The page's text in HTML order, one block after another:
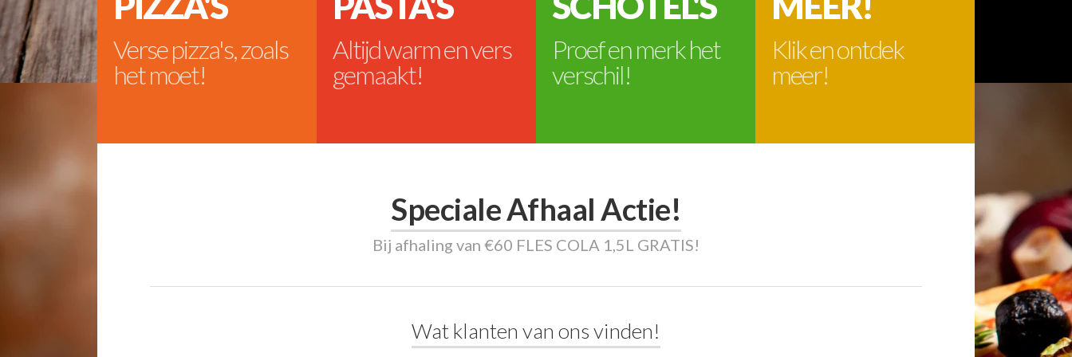
Verse pizza's, zoals
het moet!
Altijd warm en vers
gemaakt!
Proef en merk het
verschil!
Klik en ontdek
meer!
Speciale Afhaal Actie!
Bij afhaling van €60 FLES COLA 1,5L GRATIS!
Wat klanten van ons vinden!